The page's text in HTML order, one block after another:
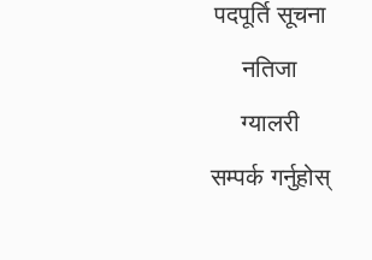
पदपूर्ति सूचना
नतिजा
ग्यालरी
सम्पर्क गर्नुहोस्